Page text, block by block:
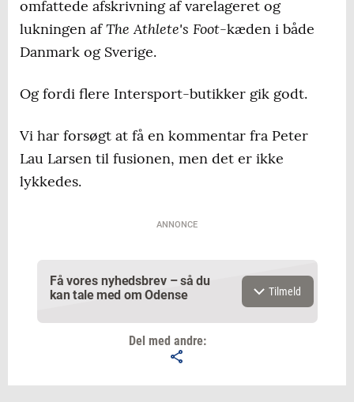
omfattede afskrivning af varelageret og
lukningen afThe Athlete's Foot-kæden i både
Danmark og Sverige.
Og fordi flere Intersport-butikker gik godt.
Vi har forsøgt at få en kommentar fra Peter
Lau Larsen til fusionen, men det er ikke
lykkedes.
ANNONCE
Få vores nyhedsbrev – så du
kan tale med om Odense
Tilmeld
Del med andre: